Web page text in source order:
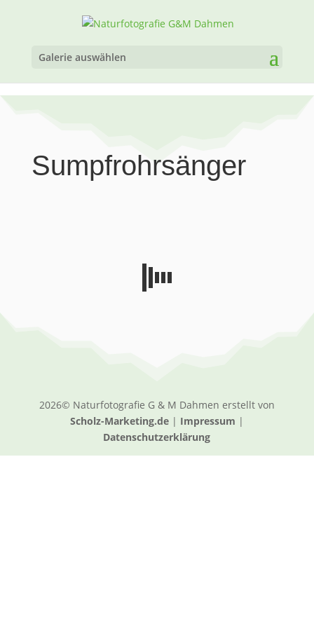
Galerie auswählen
Sumpfrohrsänger
2026© Naturfotografie G & M Dahmen erstellt von
Scholz-Marketing.de| Impressum |
Datenschutzerklärung